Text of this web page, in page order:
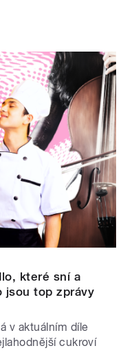
které sní a
jsou top zprávy
v aktuálním díle
cukroví